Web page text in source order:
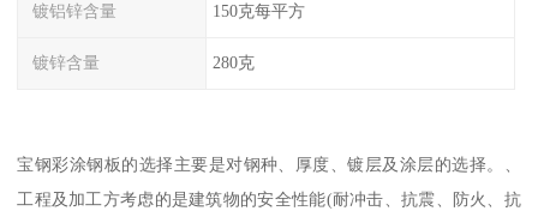
镀铝锌含量 150克每平方
镀锌含量 280克
宝钢彩涂钢板的选择主要是对钢种、厚度、镀层及涂层的选择。、
工程及加工方考虑的是建筑物的安全性能(耐冲击、抗震、防火、抗